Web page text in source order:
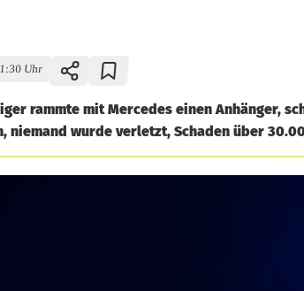
Uhr
rammte mit Mercedes einen Anhänger,
niemand wurde verletzt, Schaden über